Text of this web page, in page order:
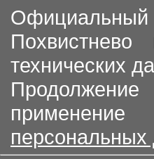
технических
персональных